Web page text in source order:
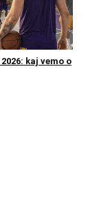
kaj vemo o